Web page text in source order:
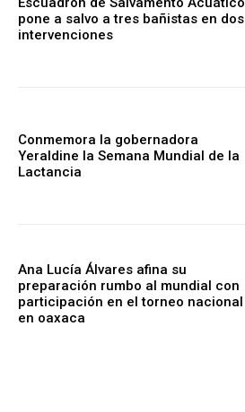
pone a salvo a tres bañistas en dos
intervenciones
Conmemora la gobernadora
Yeraldine la Semana Mundial de la
Lactancia
Ana Lucía Álvares afina su
preparación rumbo al mundial con
participación en el torneo nacional
en oaxaca